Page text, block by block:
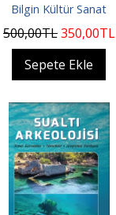
Bilgin Kültür Sanat
500,00TL350,00TL
Sepete Ekle